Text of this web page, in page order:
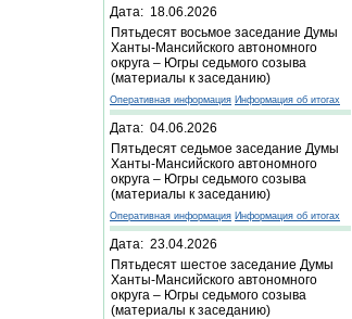
Дата: 18.06.2026
Пятьдесят восьмое заседание Думы
Ханты-Мансийского автономного
округа – Югры седьмого созыва
(материалы к заседанию)
Оперативная информация Информация об итогах
Дата: 04.06.2026
Пятьдесят седьмое заседание Думы
Ханты-Мансийского автономного
округа – Югры седьмого созыва
(материалы к заседанию)
Оперативная информация Информация об итогах
Дата: 23.04.2026
Пятьдесят шестое заседание Думы
Ханты-Мансийского автономного
округа – Югры седьмого созыва
(материалы к заседанию)